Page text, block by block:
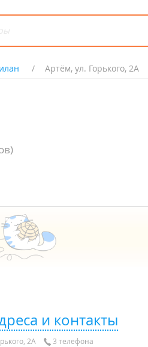
Артём, ул. Горького, 2А
и контакты
2А 3 телефона